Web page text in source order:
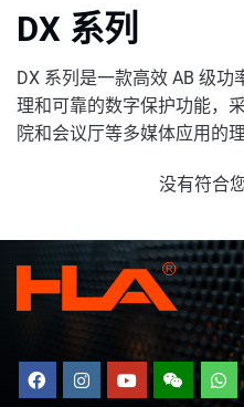
DX 系列
DX 系列是一款高效 AB 级
理和可靠的数字保护功能，
院和会议厅等多媒体应用的理
没有符合